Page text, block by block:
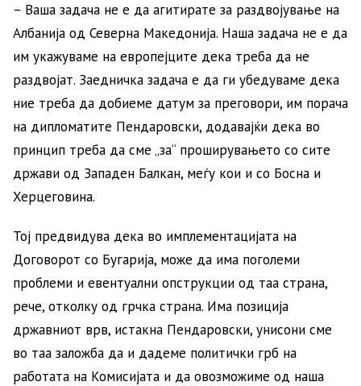
– Ваша задача не е да агитирате за раздвојување на
Албанија од Северна Македонија. Наша задача не е да
им укажуваме на европејците дека треба да не
раздвојат. Заедничка задача е да ги убедуваме дека
ние треба да добиеме датум за преговори, им порача
на дипломатите Пендаровски, додавајќи дека во
принцип треба да сме „за“ проширувањето со сите
држави од Западен Балкан, меѓу кои и со Босна и
Херцеговина.
Тој предвидува дека во имплементацијата на
Договорот со Бугарија, може да има поголеми
проблеми и евентуални опструкции од таа страна,
рече, отколку од грчка страна. Има позиција
државниот врв, истакна Пендаровски, унисони сме
во таа заложба да и дадеме политички грб на
работата на Комисијата и да овозможиме од наша